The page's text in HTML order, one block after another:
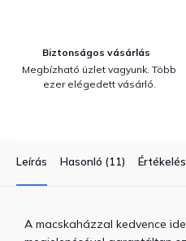
Biztonságos vásárlás
Megbízható üzlet vagyunk. Több
ezer elégedett vásárló.
Leírás Hasonló (11) Értékelés
A macskaházzal kedvence